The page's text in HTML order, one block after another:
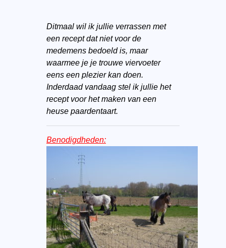
Ditmaal wil ik jullie verrassen met
een recept dat niet voor de
medemens bedoeld is, maar
waarmee je je trouwe viervoeter
eens een plezier kan doen.
Inderdaad vandaag stel ik jullie het
recept voor het maken van een
heuse paardentaart.
Benodigdheden: